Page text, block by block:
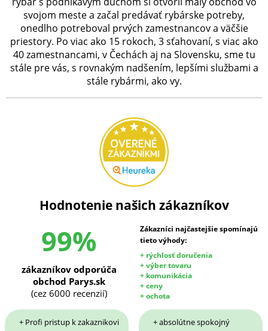
svojom meste a začal predávať rybárske potreby,
onedlho potreboval prvých zamestnancov a väčšie
priestory. Po viac ako 15 rokoch, 3 sťahovaní, s viac ako
40 zamestnancami, v Čechách aj na Slovensku, sme tu
stále pre vás, s rovnakým nadšením, lepšími službami a
stále rybármi, ako vy.
Hodnotenie našich zákazníkov
99%
Zákazníci najčastejšie spomínajú
tieto výhody:
+ rýchlosť doručenia
+ výber tovaru
+ komunikácia
+ ceny
+ ochota
zákazníkov odporúča
obchod Parys.sk
(cez 6000 recenzií)
+ Profi pristup k zakaznikovi
+ absolútne spokojný